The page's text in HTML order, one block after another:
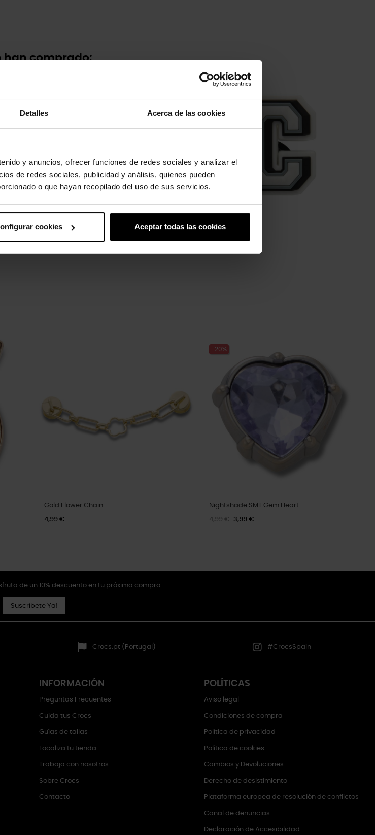
Detalles Acerca de las cookies
y anuncios, ofrecer funciones de redes sociales y analizar el
de redes sociales, publicidad y análisis, quienes pueden
o que hayan recopilado del uso de sus servicios.
cookies Aceptar todas las cookies
han comprado:
Pokemon Charmander
-20%
Gold Flower Chain
4,99 €
-20%
Nightshade SMT Gem Heart
4,99 € 3,99 €
de un 10% descuento en tu próxima compra.
Suscríbete Ya!
Crocs.pt (Portugal) #CrocsSpain
INFORMACIÓN
Preguntas Frecuentes
Cuida tus Crocs
Guías de tallas
Localiza tu tienda
Trabaja con nosotros
Sobre Crocs
Contacto
POLÍTICAS
Aviso legal
Condiciones de compra
Política de privacidad
Política de cookies
Cambios y Devoluciones
Derecho de desistimiento
Plataforma europea de resolución de conflictos
Canal de denuncias
Declaración de Accesibilidad